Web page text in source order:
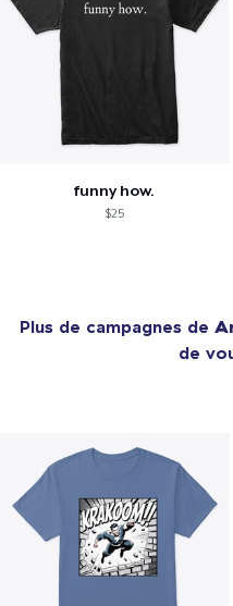
funny how.
$25
Plus de campagnes de
de